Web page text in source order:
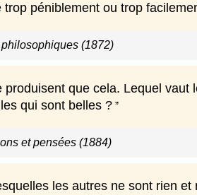
péniblement ou trop
(1872)
que cela. Lequel vaut
qui sont belles ?
et pensées (1884)
les autres ne sont rien et